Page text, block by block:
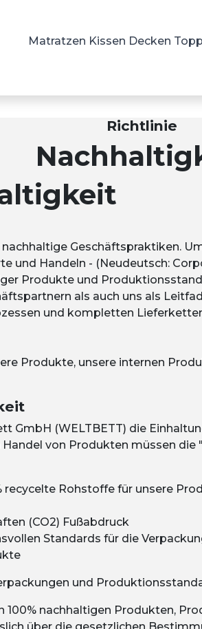
Matratzen Kissen Decken
Richtlinie
Geschäftspraktiken.
und Handeln - (Neudeutsch:
Produkte und
als auch uns als
und kompletten
Produkte, unsere internen
GmbH (WELTBETT) die
von Produkten müssen
recycelte Rohstoffe für unsere
(CO2) Fußabdruck
Standards für die
und
100% nachhaltigen Produkten,